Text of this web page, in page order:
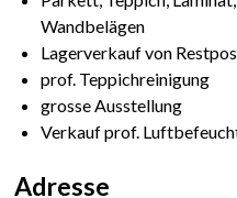
Wandbelägen
Lagerverkauf von
prof. Teppichreinigung
grosse Ausstellung
Verkauf prof.
Adresse